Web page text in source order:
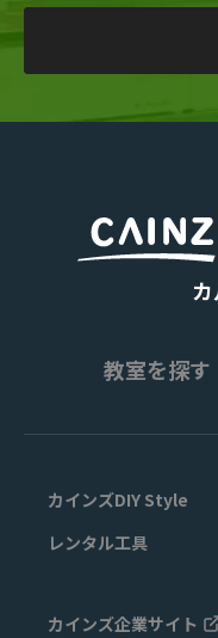
教室を探す
カインズDIY Style
レンタル工具
カインズ企業サイト